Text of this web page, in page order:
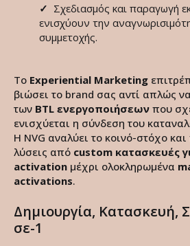
✓ Σχεδιασμός και παραγωγή
ενισχύουν την
συμμετοχής.
Το Experiential Marketing
βιώσει το brand σας αντί απλώς
των BTL ενεργοποιήσεων που
ενισχύεται η σύνδεση του
Η NVG αναλύει το κοινό-στόχο και
λύσεις από custom κατασκευές
activation μέχρι ολοκληρωμένα
activations.
Δημιουργία, Κατασκευή,
σε-1